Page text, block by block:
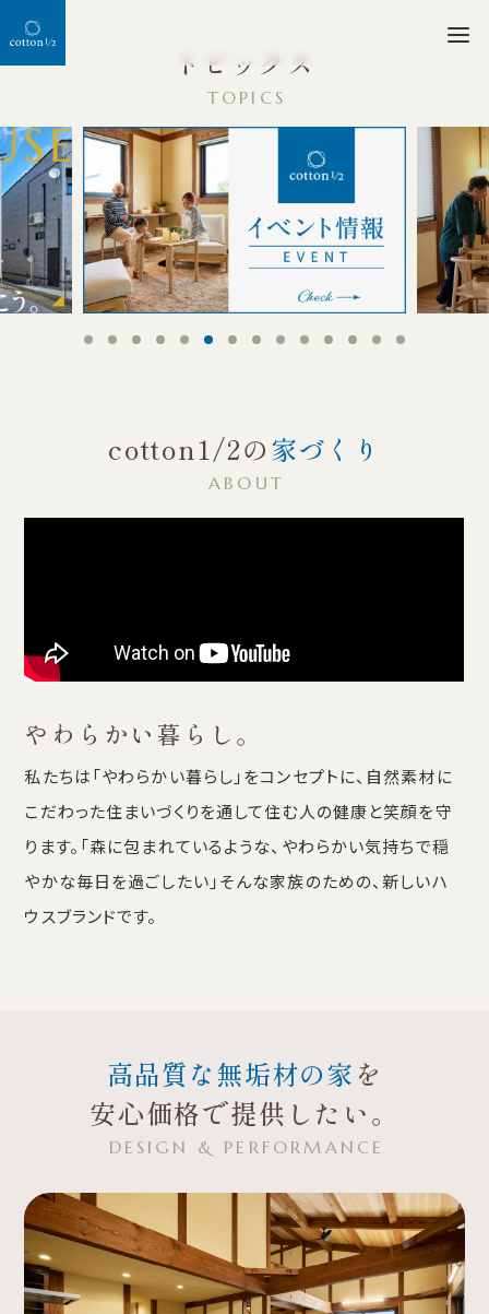
トピックス
TOPICS
cotton1/2の家づくり
ABOUT
やわらかい暮らし。
私たちは「やわらかい暮らし」をコンセプトに、自然素材に
こだわった住まいづくりを通して住む人の健康と笑顔を守
ります。「森に包まれているような、やわらかい気持ちで穏
やかな毎日を過ごしたい」そんな家族のための、新しいハ
ウスブランドです。
高品質な無垢材の家 を
安心価格で提供したい。
DESIGN & PERFORMANCE